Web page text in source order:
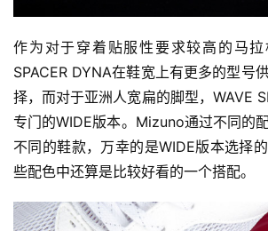
作为对于穿着贴服性要求较高的马拉
SPACER DYNA在鞋宽上有更多的型号
择，而对于亚洲人宽扁的脚型，WAVE
专门的WIDE版本。Mizuno通过不同的
不同的鞋款，万幸的是WIDE版本选择
些配色中还算是比较好看的一个搭配。